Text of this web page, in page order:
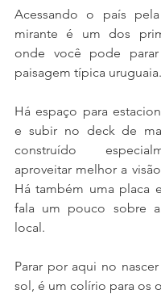
Acessando o país
mirante é um dos
onde você pode
paisagem típica uruguaia.
Há espaço para
e subir no deck de
construído
aproveitar melhor a
Há também uma placa
fala um pouco sobre
local.
Parar por aqui no
sol, é um colírio para os